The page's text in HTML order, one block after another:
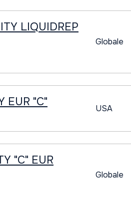
LIQUIDREP
Globale
EUR "C" USA
"C" EUR
Globale